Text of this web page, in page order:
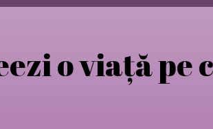
o viață pe